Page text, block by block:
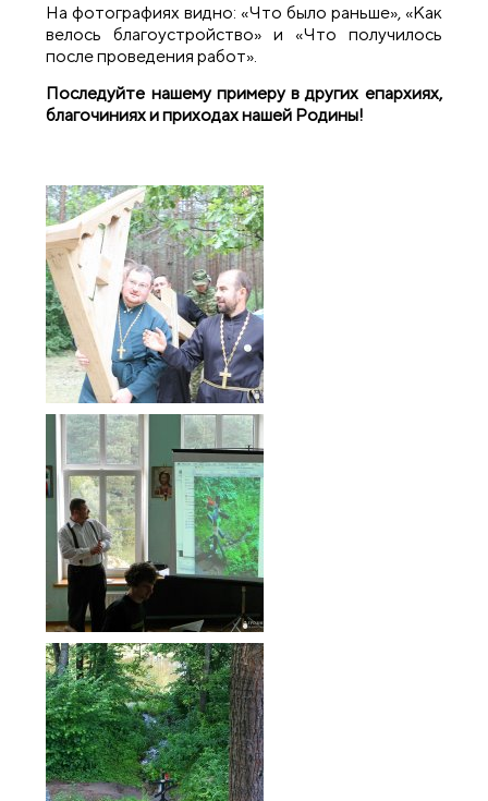
На фотографиях видно: «Что было раньше», «Как
велось благоустройство» и «Что получилось
после проведения работ».
Последуйте нашему примеру в других епархиях,
благочиниях иприходах нашей Родины!